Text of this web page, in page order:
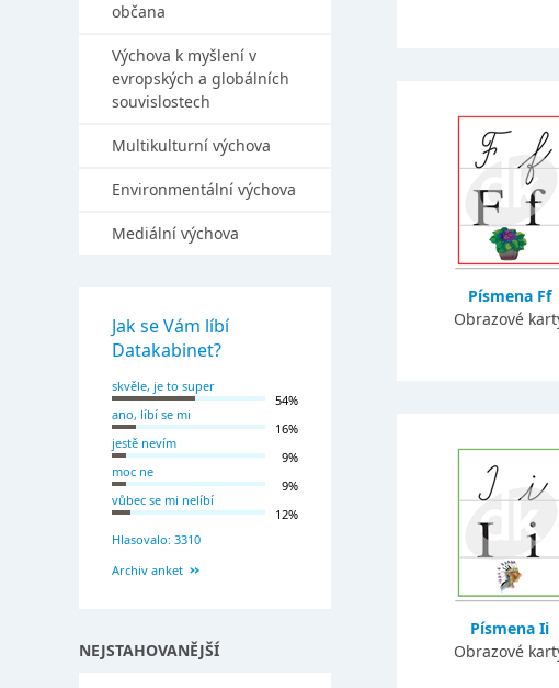
Písmena Ff
Obrazové
Písmena Ii
Obrazové
občana
Výchova k myšlení v
evropských a globálních
souvislostech
Multikulturní výchova
Environmentální výchova
Mediální výchova
Jak se Vám líbí
Datakabinet?
skvěle, je to super
54%
ano, líbí se mi
16%
jestě nevím
9%
moc ne
9%
vůbec se mi nelíbí
12%
Hlasovalo: 3310
Archiv anket
NEJSTAHOVANĚJŠÍ